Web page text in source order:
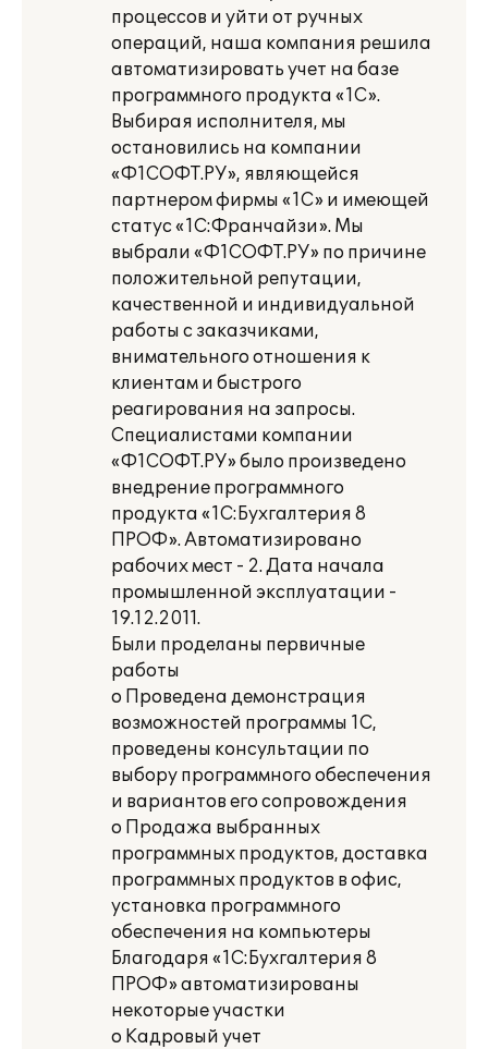
процессов и уйти от ручных
операций, наша компания решила
автоматизировать учет на базе
программного продукта «1С».
Выбирая исполнителя, мы
остановились на компании
«Ф1СОФТ.РУ», являющейся
партнером фирмы «1С» и имеющей
статус «1С:Франчайзи». Мы
выбрали «Ф1СОФТ.РУ» по причине
положительной репутации,
качественной и индивидуальной
работы с заказчиками,
внимательного отношения к
клиентам и быстрого
реагирования на запросы.
Специалистами компании
«Ф1СОФТ.РУ» было произведено
внедрение программного
продукта «1С:Бухгалтерия 8
ПРОФ». Автоматизировано
рабочих мест - 2. Дата начала
промышленной эксплуатации -
19.12.2011.
Были проделаны первичные
работы
o Проведена демонстрация
возможностей программы 1С,
проведены консультации по
выбору программного обеспечения
и вариантов его сопровождения
o Продажа выбранных
программных продуктов, доставка
программных продуктов в офис,
установка программного
обеспечения на компьютеры
Благодаря «1С:Бухгалтерия 8
ПРОФ» автоматизированы
некоторые участки
o Кадровый учет